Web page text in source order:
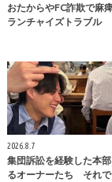
おたからやFC詐欺で麻
ランチャイズトラブル
2026.8.7
集団訴訟を経験した本
るオーナーたち それで